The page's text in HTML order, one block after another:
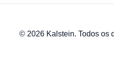
© 2026 Kalstein. Todos os